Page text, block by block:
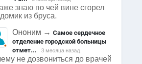
знаю по чей вине сгорел
из бруса.
Ононим →Самое сердечное
отделение городской больницы
отмет...
3 месяца назад
не дозвониться до врачей